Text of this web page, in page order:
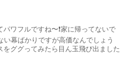
パワフルですね〜❗️家に帰ってないで
い幕ばかりですが高価なんでしょう
をググってみたら目ん玉飛び出ました